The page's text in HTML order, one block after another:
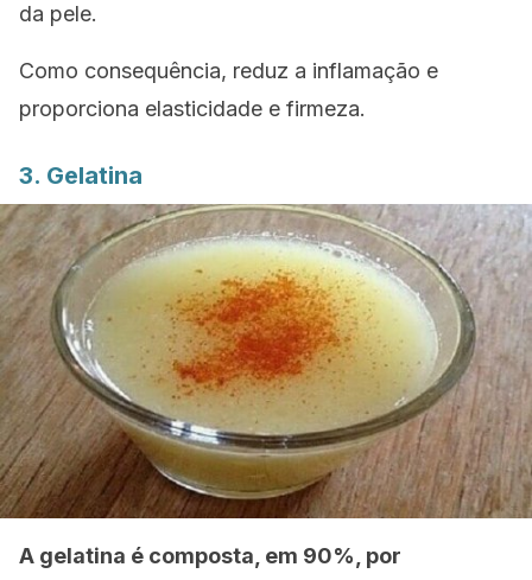
da pele.
Como consequência, reduz a inflamação e
proporciona elasticidade e firmeza.
3. Gelatina
A gelatina é composta, em 90%, por